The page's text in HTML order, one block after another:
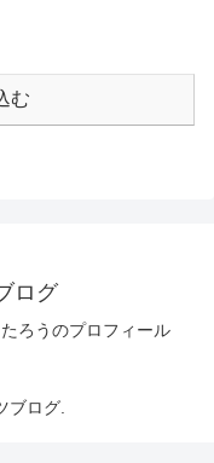
む
ログ
ろうのプロフィール
ブログ.